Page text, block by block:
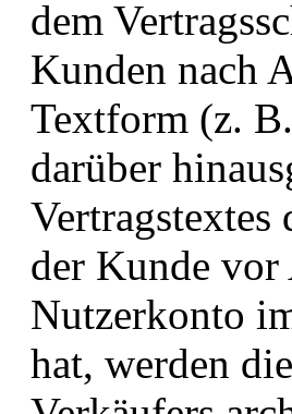
dem
Kunden nach
Textform (z.
darüber
der Kunde vor
Nutzerkonto
hat, werden